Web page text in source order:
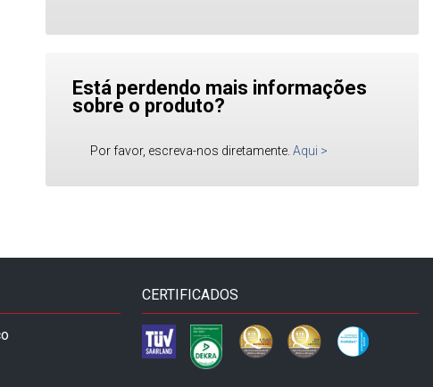
Está perdendo mais informações
sobre o produto?
Por favor, escreva-nos diretamente. Aqui >
CERTIFICADOS